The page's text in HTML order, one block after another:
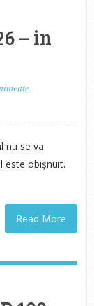
– in
nu se va
este obișnuit.
Read More